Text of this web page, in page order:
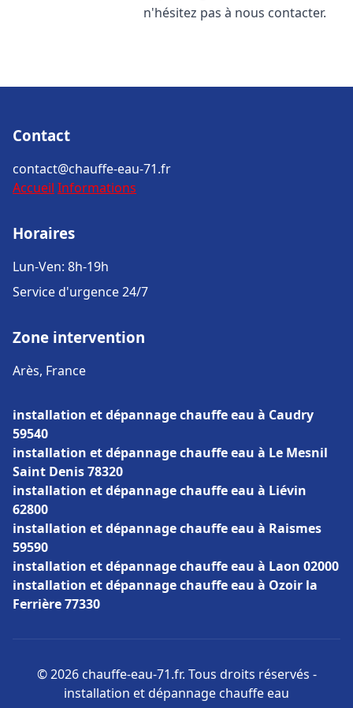
n'hésitez pas à nous contacter.
Contact
contact@chauffe-eau-71.fr
Accueil Informations
Horaires
Lun-Ven: 8h-19h
Service d'urgence 24/7
Zone intervention
Arès, France
installation et dépannage chauffe eau à Caudry
59540
installation et dépannage chauffe eau à Le Mesnil
Saint Denis 78320
installation et dépannage chauffe eau à Liévin
62800
installation et dépannage chauffe eau à Raismes
59590
installation et dépannage chauffe eau à Laon 02000
installation et dépannage chauffe eau à Ozoir la
Ferrière 77330
© 2026 chauffe-eau-71.fr. Tous droits réservés -
installation et dépannage chauffe eau